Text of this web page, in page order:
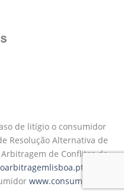
de litígio o consumidor
Resolução Alternativa de
de Conflitos de
www.consumidor.pt